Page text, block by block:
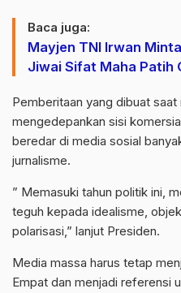
Baca juga:
Mayjen TNI Irwan
Jiwai Sifat Maha Patih
Pemberitaan yang dibuat saat
mengedepankan sisi
beredar di media sosial
jurnalisme.
” Memasuki tahun politik ini,
teguh kepada idealisme,
polarisasi,” lanjut Presiden.
Media massa harus tetap
Empat dan menjadi referensi